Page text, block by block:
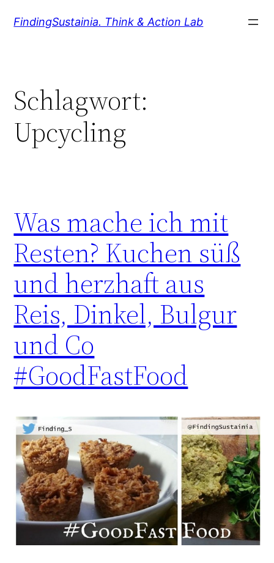
InhaltFindingSustainia. Think & Action Lab
Schlagwort:
Upcycling
Was mache ich mit
Resten? Kuchen süß
und herzhaft aus
Reis, Dinkel, Bulgur
und Co
#GoodFastFood